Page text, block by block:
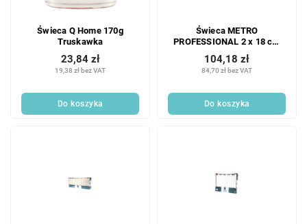
Świeca Q Home 170g
Truskawka
19,38 zł bez VAT
23,84 zł
Do koszyka
Świeca METRO
PROFESSIONAL 2 x 18 cm
kość słoniowa 30 szt.
84,70 zł bez VAT
104,18 zł
Do koszyka